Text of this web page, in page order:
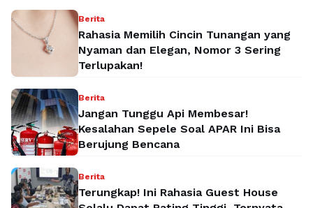
Berita
Rahasia Memilih Cincin Tunangan yang
Nyaman dan Elegan, Nomor 3 Sering
Terlupakan!
Berita
Jangan Tunggu Api Membesar!
Kesalahan Sepele Soal APAR Ini Bisa
Berujung Bencana
Berita
Terungkap! Ini Rahasia Guest House